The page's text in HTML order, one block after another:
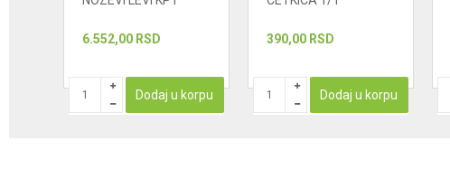
6.552,00 RSD
Dodaj u korpu
390,00 RSD
Dodaj u korpu